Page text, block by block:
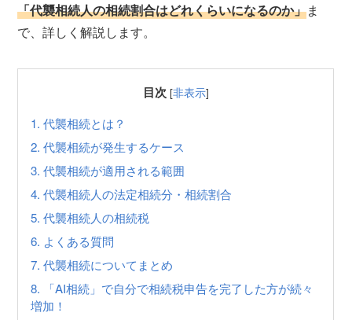
「代襲相続人の相続割合はどれくらいになるのか」ま
で、詳しく解説します。
目次 [非表示]
1. 代襲相続とは？
2. 代襲相続が発生するケース
3. 代襲相続が適用される範囲
4. 代襲相続人の法定相続分・相続割合
5. 代襲相続人の相続税
6. よくある質問
7. 代襲相続についてまとめ
8. 「AI相続」で自分で相続税申告を完了した方が続々
増加！